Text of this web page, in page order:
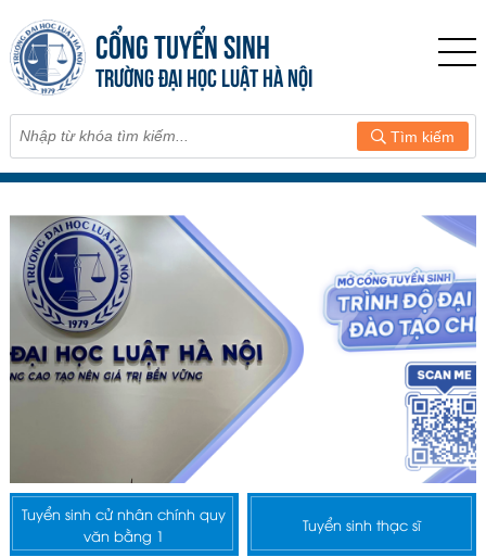
CỔNG TUYỂN SINH
TRƯỜNG ĐẠI HỌC LUẬT HÀ NỘI
Tìm kiếm
Tuyển sinh cử nhân chính quy
văn bằng 1
Tuyển sinh thạc sĩ